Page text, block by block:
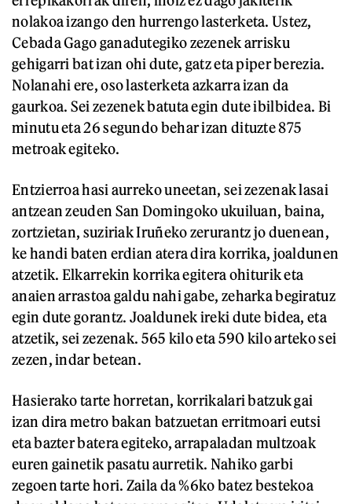
nolakoa izango den hurrengo lasterketa. Ustez,
Cebada Gago ganadutegiko zezenek arrisku
gehigarri bat izan ohi dute, gatz eta piper berezia.
Nolanahi ere, oso lasterketa azkarra izan da
gaurkoa. Sei zezenek batuta egin dute ibilbidea. Bi
minutu eta 26 segundo behar izan dituzte 875
metroak egiteko.
Entzierroa hasi aurreko uneetan, sei zezenak lasai
antzean zeuden San Domingoko ukuiluan, baina,
zortzietan, suziriak Iruñeko zerurantz jo duenean,
ke handi baten erdian atera dira korrika, joaldunen
atzetik. Elkarrekin korrika egitera ohiturik eta
anaien arrastoa galdu nahi gabe, zeharka begiratuz
egin dute gorantz. Joaldunek ireki dute bidea, eta
atzetik, sei zezenak. 565 kilo eta 590 kilo arteko sei
zezen, indar betean.
Hasierako tarte horretan, korrikalari batzuk gai
izan dira metro bakan batzuetan erritmoari eutsi
eta bazter batera egiteko, arrapaladan multzoak
euren gainetik pasatu aurretik. Nahiko garbi
zegoen tarte hori. Zaila da %6ko batez bestekoa